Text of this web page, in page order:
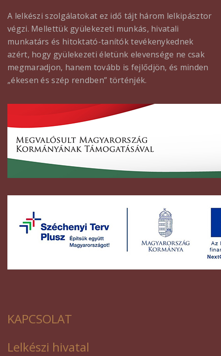
A lelkészi szolgálatokat ez idő tájt három lelkipásztor
végzi. Mellettük gyülekezeti munkás, hivatali
munkatárs és hitoktató-tanítók tevékenykednek
azért, hogy gyülekezeti életünk elevensége ne csak
megmaradjon, hanem tovább is fejlődjön, és minden
„ékesen és szép rendben” történjék.
KAPCSOLAT
Lelkészi hivatal